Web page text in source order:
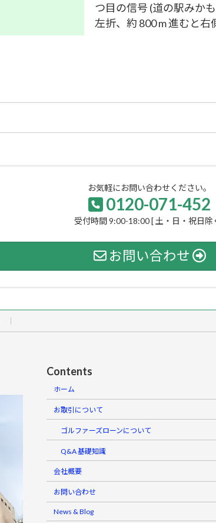
つ目の信号 (道の駅みか
左折、約 800 m 進むと
お気軽にお問い合わせください。
0120-071-452
受付時間 9:00-18:00 [ 土・日・祝日除
お問い合わせ
Contents
ホーム
お取引について
ゴルファーズローンについて
Q&A 基礎知識
会社概要
お問い合わせ
News & Blog